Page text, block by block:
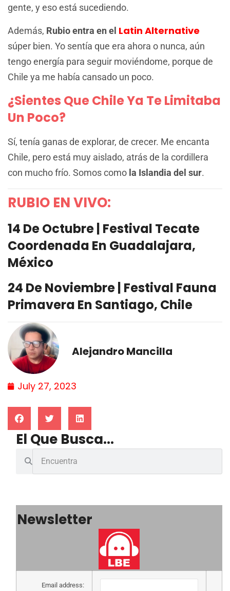
gente, y eso está sucediendo.
Además, Rubio entra en el Latin Alternative
súper bien. Yo sentía que era ahora o nunca, aún
tengo energía para seguir moviéndome, porque de
Chile ya me había cansado un poco.
¿Sientes Que Chile Ya Te Limitaba
Un Poco?
Sí, tenía ganas de explorar, de crecer. Me encanta
Chile, pero está muy aislado, atrás de la cordillera
con mucho frío. Somos como la Islandia del sur.
RUBIO EN VIVO:
14 De Octubre | Festival Tecate
Coordenada En Guadalajara,
México
24 De Noviembre | Festival Fauna
Primavera En Santiago, Chile
Alejandro Mancilla
July 27, 2023
El Que Busca...
Newsletter
Email address: